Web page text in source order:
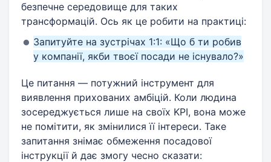
безпечне середовище для таких
трансформацій. Ось як це робити на практиці:
Запитуйте на зустрічах 1:1: «Що б ти робив
у компанії, якби твоєї посади не існувало?»
Це питання — потужний інструмент для
виявлення прихованих амбіцій. Коли людина
зосереджується лише на своїх KPI, вона може
не помітити, як змінилися її інтереси. Таке
запитання знімає обмеження посадової
інструкції й дає змогу чесно сказати: